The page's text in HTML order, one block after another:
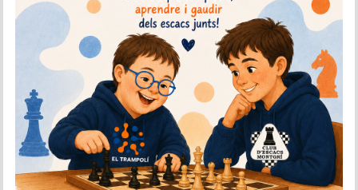
Torneig Social
Historial del torneig social
Torneig Llampec
Historial del torneig llampec
Escacs Actius